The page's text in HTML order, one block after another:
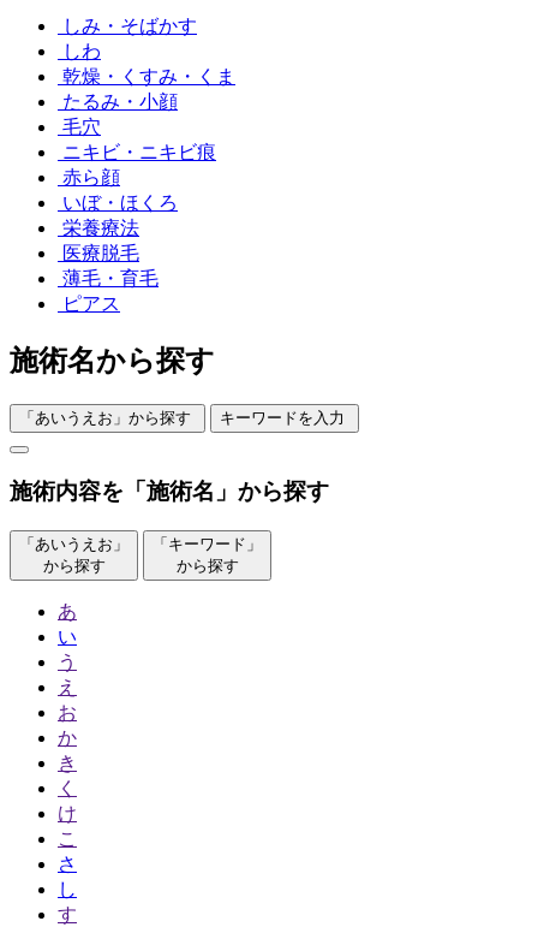
しみ・そばかす
しわ
乾燥・くすみ・くま
たるみ・小顔
毛穴
ニキビ・ニキビ痕
赤ら顔
いぼ・ほくろ
栄養療法
医療脱毛
薄毛・育毛
ピアス
施術名から探す
「あいうえお」から探す キーワードを入力
施術内容を「施術名」から探す
「あいうえお」
から探す
「キーワード」
から探す
あ
い
う
え
お
か
き
く
け
こ
さ
し
す